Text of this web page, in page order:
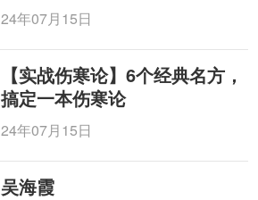
24年07月15日
【实战伤寒论】6个经典名方，
搞定一本伤寒论
24年07月15日
吴海霞